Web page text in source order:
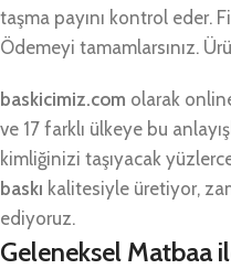
taşma payını kontrol eder.
Ödemeyi tamamlarsınız.
baskicimiz.com olarak
ve 17 farklı ülkeye bu
kimliğinizi taşıyacak
baskı kalitesiyle üretiyor,
ediyoruz.
Geleneksel Matbaa